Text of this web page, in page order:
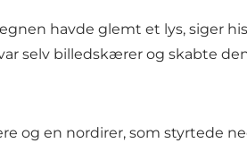
havde glemt et lys, siger
selv billedskærer og skabte
og en nordirer, som styrtede